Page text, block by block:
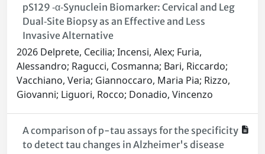
pS129 ‐α‐Synuclein Biomarker: Cervical and Leg
Dual‐Site Biopsy as an Effective and Less
Invasive Alternative
2026 Delprete, Cecilia; Incensi, Alex; Furia,
Alessandro; Ragucci, Cosmanna; Bari, Riccardo;
Vacchiano, Veria; Giannoccaro, Maria Pia; Rizzo,
Giovanni; Liguori, Rocco; Donadio, Vincenzo
A comparison of p-tau assays for the specificity
to detect tau changes in Alzheimer's disease